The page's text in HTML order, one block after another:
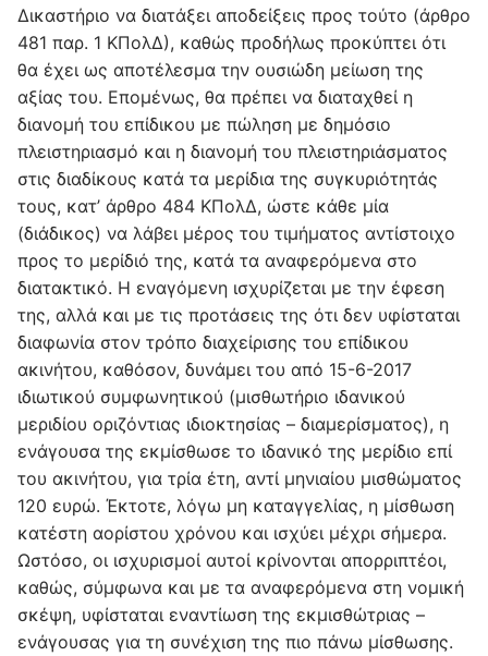
Δικαστήριο να διατάξει αποδείξεις προς τούτο (άρθρο
481 παρ. 1 ΚΠολΔ), καθώς προδήλως προκύπτει ότι
θα έχει ως αποτέλεσμα την ουσιώδη μείωση της
αξίας του. Επομένως, θα πρέπει να διαταχθεί η
διανομή του επίδικου με πώληση με δημόσιο
πλειστηριασμό και η διανομή του πλειστηριάσματος
στις διαδίκους κατά τα μερίδια της συγκυριότητάς
τους, κατ’ άρθρο 484 ΚΠολΔ, ώστε κάθε μία
(διάδικος) να λάβει μέρος του τιμήματος αντίστοιχο
προς το μερίδιό της, κατά τα αναφερόμενα στο
διατακτικό. Η εναγόμενη ισχυρίζεται με την έφεση
της, αλλά και με τις προτάσεις της ότι δεν υφίσταται
διαφωνία στον τρόπο διαχείρισης του επίδικου
ακινήτου, καθόσον, δυνάμει του από 15-6-2017
ιδιωτικού συμφωνητικού (μισθωτήριο ιδανικού
μεριδίου οριζόντιας ιδιοκτησίας – διαμερίσματος), η
ενάγουσα της εκμίσθωσε το ιδανικό της μερίδιο επί
του ακινήτου, για τρία έτη, αντί μηνιαίου μισθώματος
120 ευρώ. Έκτοτε, λόγω μη καταγγελίας, η μίσθωση
κατέστη αορίστου χρόνου και ισχύει μέχρι σήμερα.
Ωστόσο, οι ισχυρισμοί αυτοί κρίνονται απορριπτέοι,
καθώς, σύμφωνα και με τα αναφερόμενα στη νομική
σκέψη, υφίσταται εναντίωση της εκμισθώτριας –
ενάγουσας για τη συνέχιση της πιο πάνω μίσθωσης.